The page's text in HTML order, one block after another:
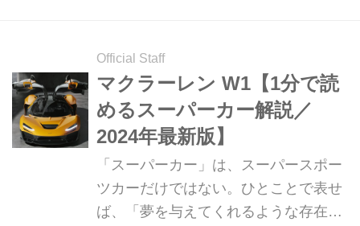
Official Staff
マクラーレン W1【1分で読
めるスーパーカー解説／
2024年最新版】
「スーパーカー」は、スーパースポー
ツカーだけではない。ひとことで表せ
ば、「夢を与えてくれるような存在」